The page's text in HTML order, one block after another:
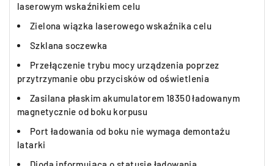
laserowym wskaźnikiem celu
Zielona wiązka laserowego wskaźnika celu
Szklana soczewka
Przełączenie trybu mocy urządzenia poprzez
przytrzymanie obu przycisków od oświetlenia
Zasilana płaskim akumulatorem 18350 ładowanym
magnetycznie od boku korpusu
Port ładowania od boku nie wymaga demontażu
latarki